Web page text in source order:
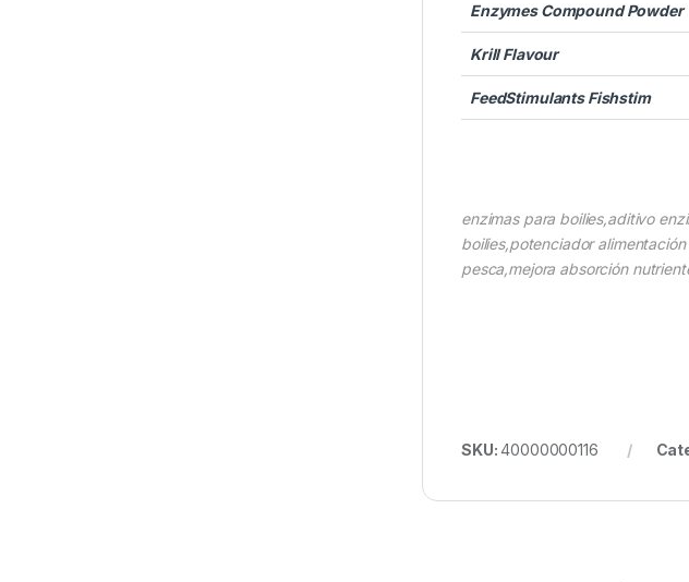
Enzymes Compound Powder
Krill Flavour
FeedStimulants Fishstim
enzimas para boilies,aditivo
boilies,potenciador
pesca,mejora absorción
SKU:40000000116